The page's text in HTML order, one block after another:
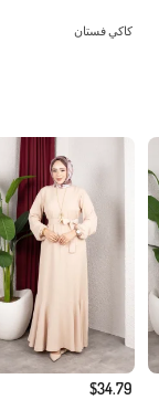
كاكي فستان
$34.79